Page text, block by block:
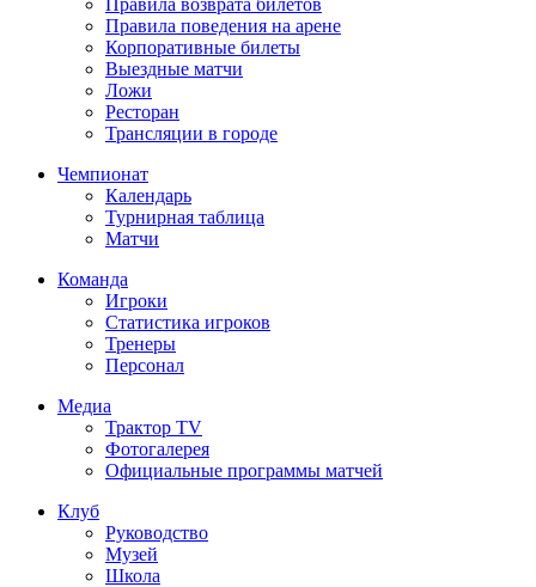
Правила поведения на арене
Корпоративные билеты
Выездные матчи
Ложи
Ресторан
Трансляции в городе
Чемпионат
Календарь
Турнирная таблица
Матчи
Команда
Игроки
Статистика игроков
Тренеры
Персонал
Медиа
Трактор TV
Фотогалерея
Официальные программы матчей
Клуб
Руководство
Музей
Школа